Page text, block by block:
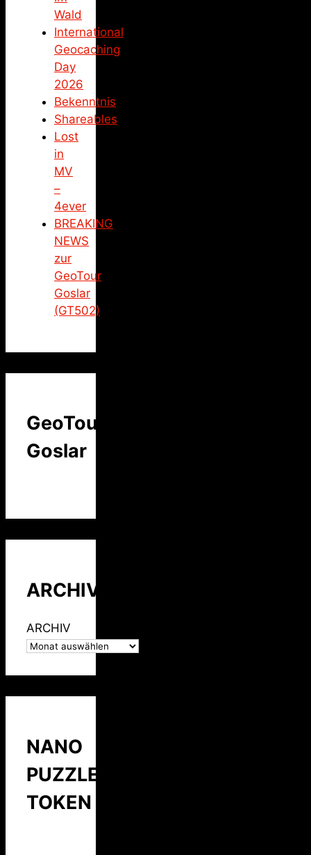
Wald
International
Geocaching
Day
2026
Bekenntnis
Shareables
Lost
in
MV
–
4ever
BREAKING
NEWS
zur
GeoTour
Goslar
(GT502)
GeoTour
Goslar
ARCHIV
ARCHIV
NANO
PUZZLE
TOKEN